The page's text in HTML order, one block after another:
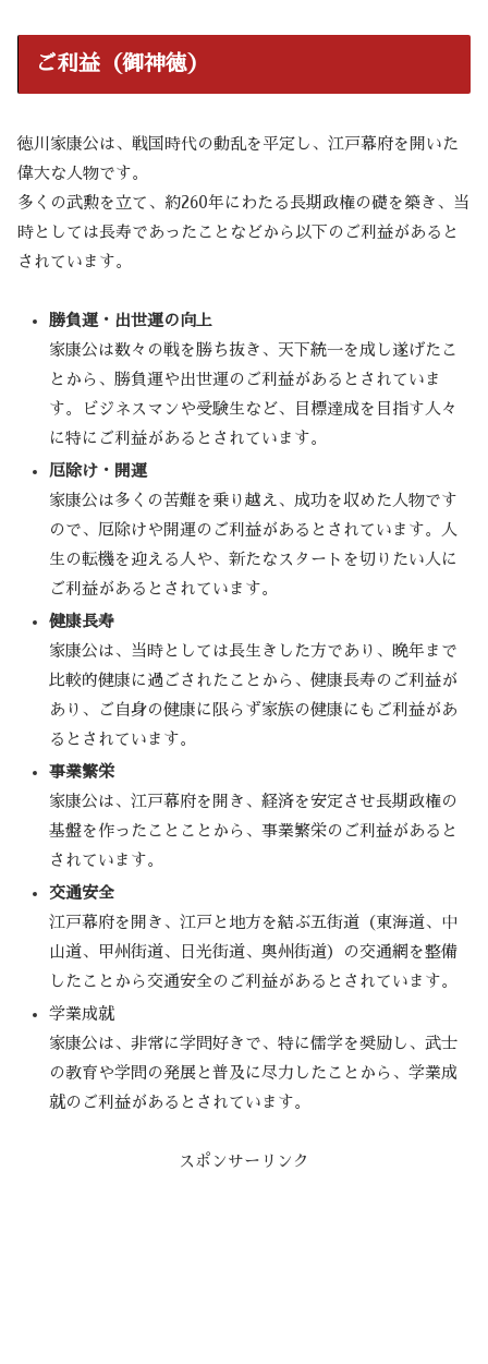
ご利益（御神徳）
徳川家康公は、戦国時代の動乱を平定し、江戸幕府を開いた
偉大な人物です。
多くの武勲を立て、約260年にわたる長期政権の礎を築き、当
時としては長寿であったことなどから以下のご利益があると
されています。
勝負運・出世運の向上
家康公は数々の戦を勝ち抜き、天下統一を成し遂げたこ
とから、勝負運や出世運のご利益があるとされていま
す。ビジネスマンや受験生など、目標達成を目指す人々
に特にご利益があるとされています。
厄除け・開運
家康公は多くの苦難を乗り越え、成功を収めた人物です
ので、厄除けや開運のご利益があるとされています。人
生の転機を迎える人や、新たなスタートを切りたい人に
ご利益があるとされています。
健康長寿
家康公は、当時としては長生きした方であり、晩年まで
比較的健康に過ごされたことから、健康長寿のご利益が
あり、ご自身の健康に限らず家族の健康にもご利益があ
るとされています。
事業繁栄
家康公は、江戸幕府を開き、経済を安定させ長期政権の
基盤を作ったことことから、事業繁栄のご利益があると
されています。
交通安全
江戸幕府を開き、江戸と地方を結ぶ五街道（東海道、中
山道、甲州街道、日光街道、奥州街道）の交通網を整備
したことから交通安全のご利益があるとされています。
学業成就
家康公は、非常に学問好きで、特に儒学を奨励し、武士
の教育や学問の発展と普及に尽力したことから、学業成
就のご利益があるとされています。
スポンサーリンク